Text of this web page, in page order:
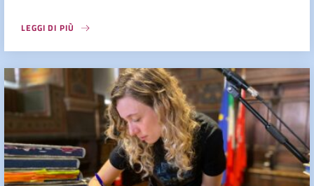
LEGGI DI PIÙ